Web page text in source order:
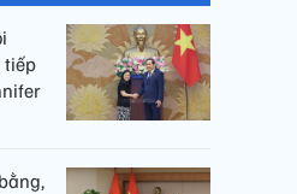
tiếp